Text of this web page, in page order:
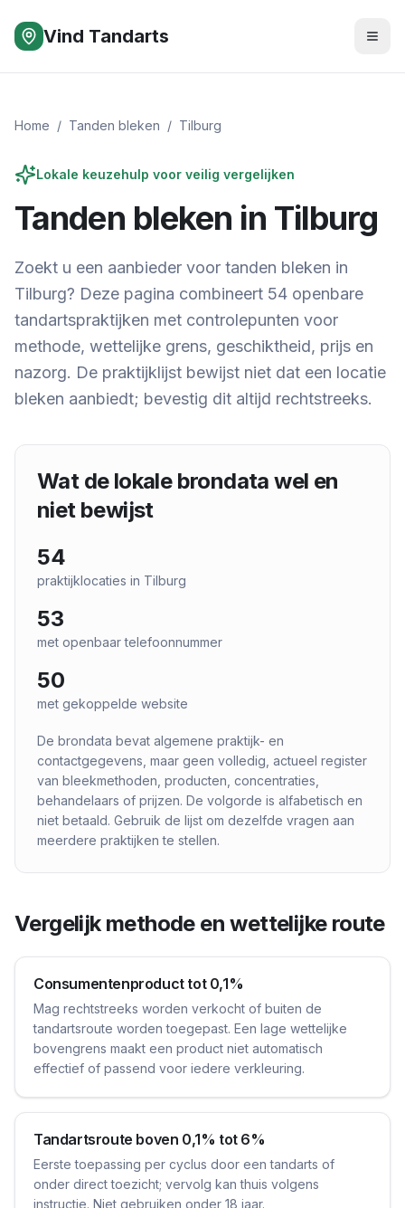
Vind Tandarts
Home / Tanden bleken / Tilburg
Lokale keuzehulp voor veilig vergelijken
Tanden bleken in Tilburg
Zoekt u een aanbieder voor tanden bleken in
Tilburg? Deze pagina combineert 54 openbare
tandartspraktijken met controlepunten voor
methode, wettelijke grens, geschiktheid, prijs en
nazorg. De praktijklijst bewijst niet dat een locatie
bleken aanbiedt; bevestig dit altijd rechtstreeks.
Wat de lokale brondata wel en
niet bewijst
54
praktijklocaties in Tilburg
53
met openbaar telefoonnummer
50
met gekoppelde website
De brondata bevat algemene praktijk- en
contactgegevens, maar geen volledig, actueel register
van bleekmethoden, producten, concentraties,
behandelaars of prijzen. De volgorde is alfabetisch en
niet betaald. Gebruik de lijst om dezelfde vragen aan
meerdere praktijken te stellen.
Vergelijk methode en wettelijke route
Consumentenproduct tot 0,1%
Mag rechtstreeks worden verkocht of buiten de
tandartsroute worden toegepast. Een lage wettelijke
bovengrens maakt een product niet automatisch
effectief of passend voor iedere verkleuring.
Tandartsroute boven 0,1% tot 6%
Eerste toepassing per cyclus door een tandarts of
onder direct toezicht; vervolg kan thuis volgens
instructie. Niet gebruiken onder 18 jaar.